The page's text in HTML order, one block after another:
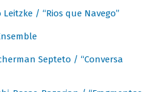
/ “Rios que Navego”
Septeto / “Conversa